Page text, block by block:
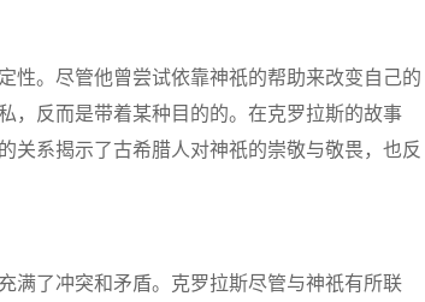
性。尽管他曾尝试依靠神祇的帮助来改变自己的
，反而是带着某种目的的。在克罗拉斯的故事
关系揭示了古希腊人对神祇的崇敬与敬畏，也反
满了冲突和矛盾。克罗拉斯尽管与神祇有所联